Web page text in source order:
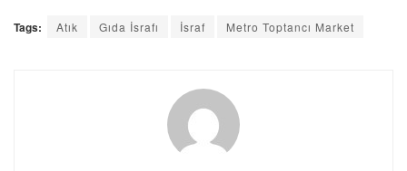
Tags: Atık Gıda İsrafı İsraf Metro Toptancı Market